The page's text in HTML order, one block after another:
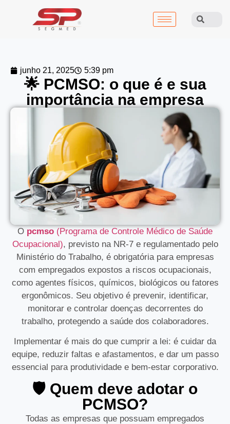
junho 21, 2025 5:39 pm
🌟 PCMSO: o que é e sua
importância na empresa
O pcmso (Programa de Controle Médico de Saúde
Ocupacional), previsto na NR‑7 e regulamentado pelo
Ministério do Trabalho, é obrigatória para empresas
com empregados expostos a riscos ocupacionais,
como agentes físicos, químicos, biológicos ou fatores
ergonômicos. Seu objetivo é prevenir, identificar,
monitorar e controlar doenças decorrentes do
trabalho, protegendo a saúde dos colaboradores.
Implementar é mais do que cumprir a lei: é cuidar da
equipe, reduzir faltas e afastamentos, e dar um passo
essencial para produtividade e bem-estar corporativo.
🛡️ Quem deve adotar o
PCMSO?
Todas as empresas que possuam empregados